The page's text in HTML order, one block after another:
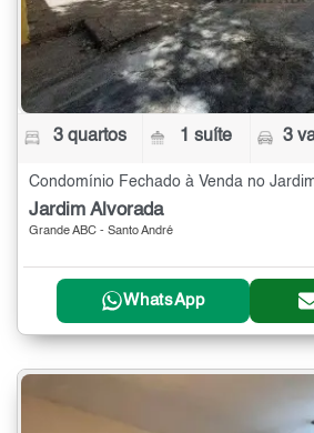
3 quartos 1 suíte 3
Jardim Alvorada
Grande ABC - Santo André
WhatsApp